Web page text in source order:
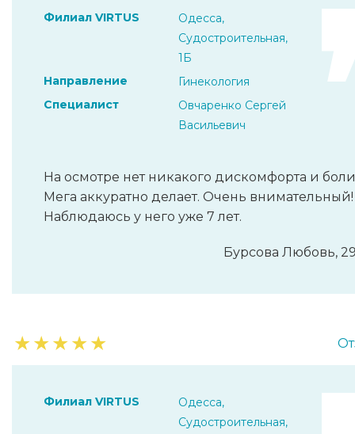
Филиал VIRTUS
Одесса,
Судостроительная,
1Б
Направление
Гинекология
Специалист
Овчаренко Сергей
Васильевич
На осмотре нет никакого дискомфорта и
Мега аккуратно делает. Очень внимательный!
Наблюдаюсь у него уже 7 лет.
Бурсова Любовь,
★★★★★
Филиал VIRTUS
Одесса,
Судостроительная,